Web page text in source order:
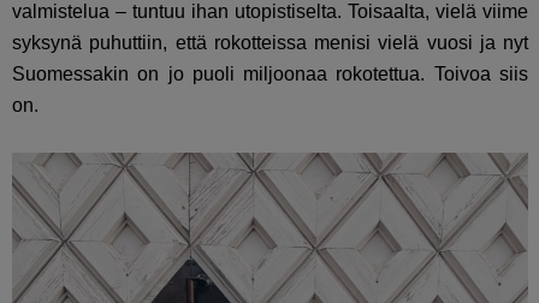
valmistelua – tuntuu ihan utopistiselta. Toisaalta, vielä viime
syksynä puhuttiin, että rokotteissa menisi vielä vuosi ja nyt
Suomessakin on jo puoli miljoonaa rokotettua. Toivoa siis
on.